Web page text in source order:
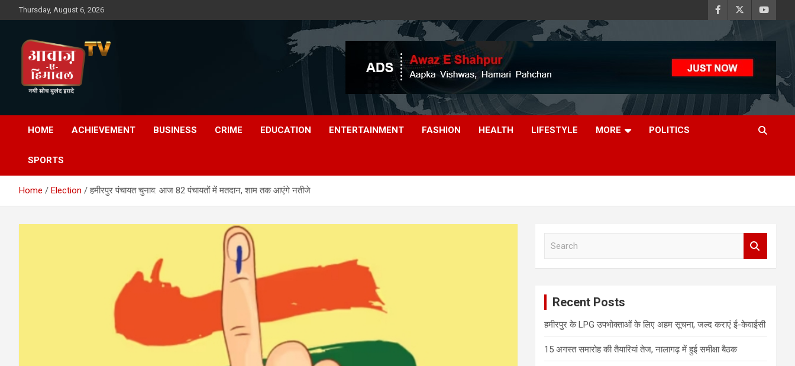
to
Thursday, August 6, 2026
Awaz-E-Shahpur
HOME ACHIEVEMENT BUSINESS CRIME EDUCATION ENTERTAINMENT FASHION HEALTH LIFESTYLE MORE POLITICS
SPORTS
Home Election हमीरपुर पंचायत चुनाव: आज 82 पंचायतों में मतदान, शाम तक आएंगे नतीजे
Recent Posts
हमीरपुर के LPG उपभोक्ताओं के लिए अहम सूचना, जल्द कराएं ई-केवाईसी
15 अगस्त समारोह की तैयारियां तेज, नालागढ़ में हुई समीक्षा बैठक